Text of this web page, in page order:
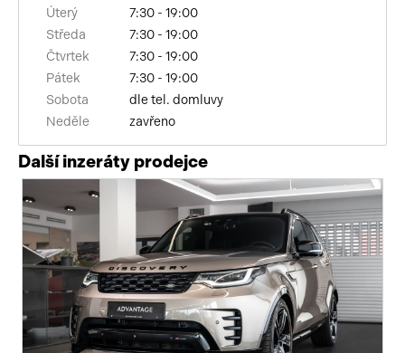
zadní loketní opěrka
360° monitorovací systém (AVM)
kožené čalounění
paměť nastavení sedadla řidiče
nouzové brzdění (PEBS)
uzávěrka diferenciálu
aut. zabrzdění v kopci
ambientní osvětlení interiéru
Úterý
7:30 - 19:00
Středa
7:30 - 19:00
Čtvrtek
7:30 - 19:00
Pátek
7:30 - 19:00
Sobota
dle tel. domluvy
Neděle
zavřeno
Další inzeráty prodejce